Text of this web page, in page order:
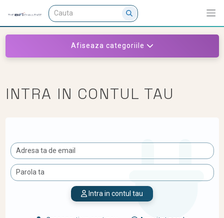
Afiseaza categoriile
INTRA IN CONTUL TAU
Intra in contul tau